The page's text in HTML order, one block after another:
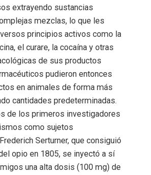
extrayendo sustancias
mezclas, lo que les
principios activos como la
el curare, la cocaína y otras
de sus productos
pudieron entonces
en animales de forma más
cantidades predeterminadas.
de los primeros investigadores
como sujetos
Serturner, que consiguió
opio en 1805, se inyectó a sí
una alta dosis (100 mg) de